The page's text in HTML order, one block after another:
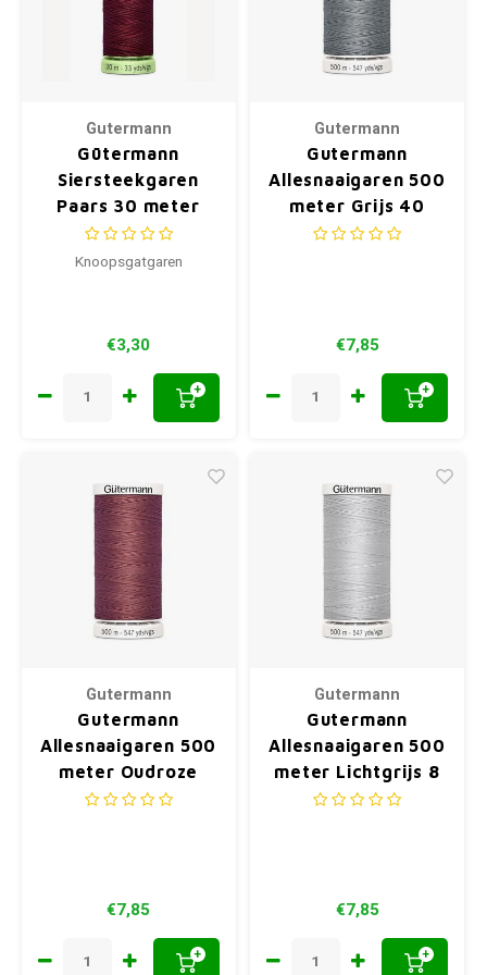
Gutermann
Gütermann
Siersteekgaren
Paars 30 meter
369
Knoopsgatgaren
€3,30
+
Gutermann
Gutermann
Allesnaaigaren 500
meter Grijs 40
€7,85
+
Gutermann
Gutermann
Allesnaaigaren 500
meter Oudroze
474
€7,85
+
Gutermann
Gutermann
Allesnaaigaren 500
meter Lichtgrijs 8
€7,85
+